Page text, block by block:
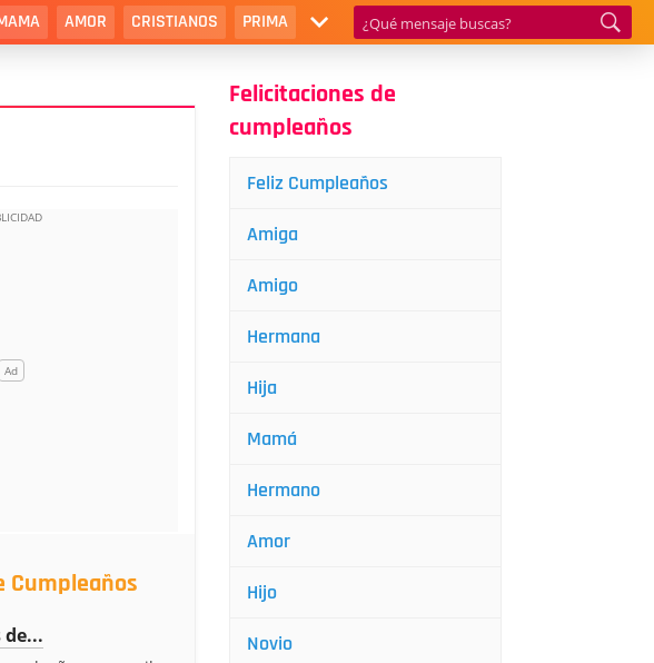
AMOR CRISTIANOS PRIMA
Cumpleaños
Felicitaciones de
cumpleaños
Feliz Cumpleaños
Amiga
Amigo
Hermana
Hija
Mamá
Hermano
Amor
Hijo
Novio